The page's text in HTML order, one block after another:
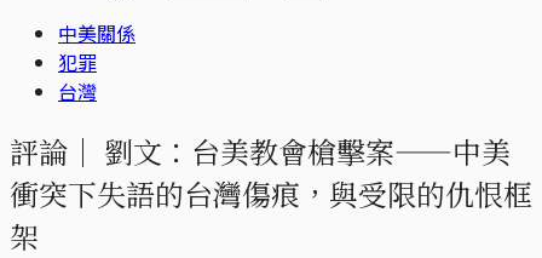
中美關係
犯罪
台灣
評論｜ 劉文：台美教會槍擊案——中美
衝突下失語的台灣傷痕，與受限的仇恨框
架